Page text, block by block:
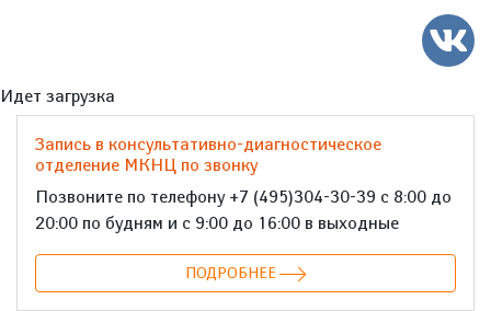
Идет загрузка
Запись в консультативно-диагностическое
отделение МКНЦ по звонку
Позвоните по телефону +7 (495)304-30-39 с 8:00 до
20:00 по будням и с 9:00 до 16:00 в выходные
ПОДРОБНЕЕ